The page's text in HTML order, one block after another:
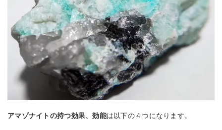
アマゾナイトの持つ効果、効能は以下の４つになります。